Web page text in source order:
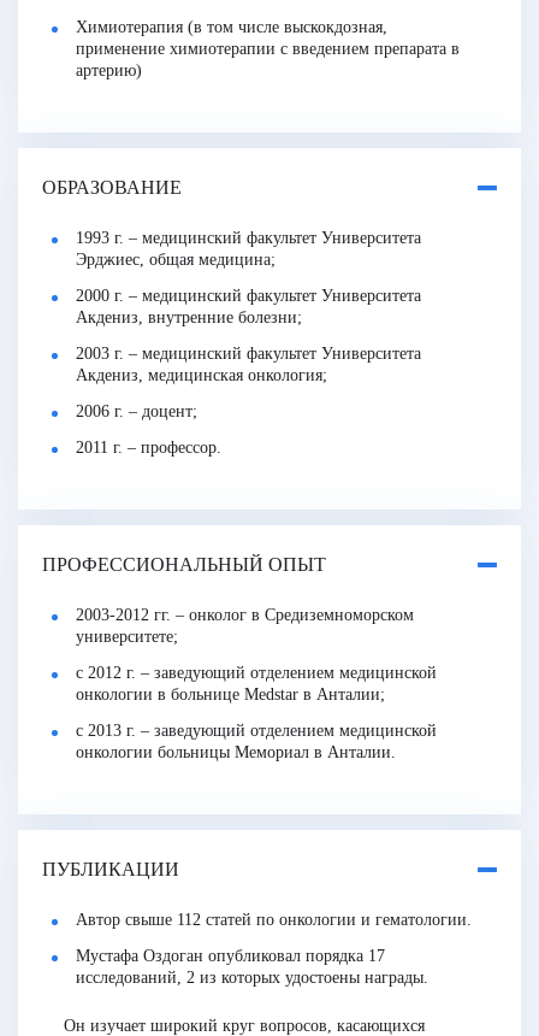
Химиотерапия (в том числе выскокдозная,
применение химиотерапии с введением препарата в
артерию)
ОБРАЗОВАНИЕ
1993 г. – медицинский факультет Университета
Эрджиес, общая медицина;
2000 г. – медицинский факультет Университета
Акдениз, внутренние болезни;
2003 г. – медицинский факультет Университета
Акдениз, медицинская онкология;
2006 г. – доцент;
2011 г. – профессор.
ПРОФЕССИОНАЛЬНЫЙ ОПЫТ
2003-2012 гг. – онколог в Средиземноморском
университете;
с 2012 г. – заведующий отделением медицинской
онкологии в больнице Medstar в Анталии;
с 2013 г. – заведующий отделением медицинской
онкологии больницы Мемориал в Анталии.
ПУБЛИКАЦИИ
Автор свыше 112 статей по онкологии и гематологии.
Мустафа Оздоган опубликовал порядка 17
исследований, 2 из которых удостоены награды.
Он изучает широкий круг вопросов, касающихся